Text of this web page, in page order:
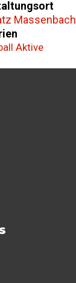
Massenbach
Aktive